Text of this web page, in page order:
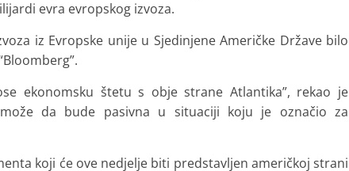
evra evropskog izvoza.
iz Evropske unije u Sjedinjene Američke Države bilo
ekonomsku štetu s obje strane Atlantika”, rekao je
da bude pasivna u situaciji koju je označio za
koji će ove nedjelje biti predstavljen američkoj strani